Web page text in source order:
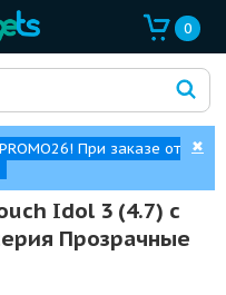
0
При заказе от
✖
Idol 3 (4.7) с
Прозрачные